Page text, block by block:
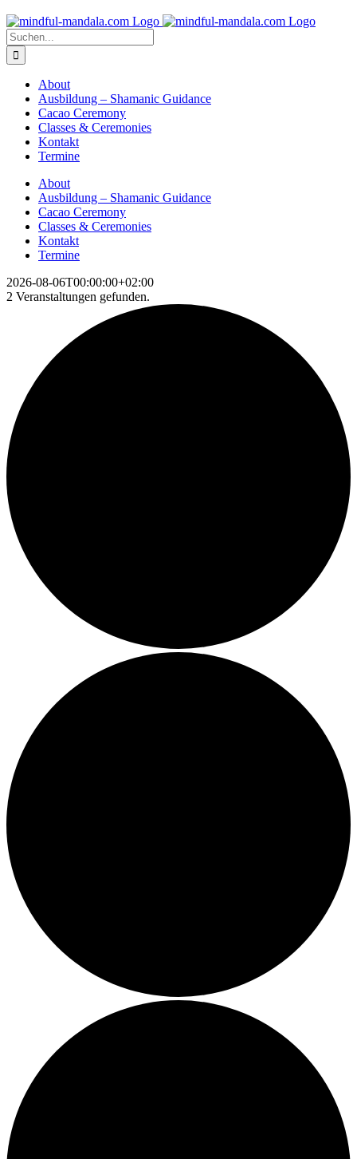
Zum
Inhalt
springen
Suche
nach:
About
Ausbildung – Shamanic Guidance
Cacao Ceremony
Classes & Ceremonies
Kontakt
Termine
About
Ausbildung – Shamanic Guidance
Cacao Ceremony
Classes & Ceremonies
Kontakt
Termine
2026-08-06T00:00:00+02:00
2 Veranstaltungen gefunden.